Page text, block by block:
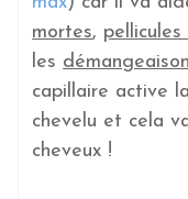
mortes, pellicules
les
capillaire active
chevelu et cela
cheveux !